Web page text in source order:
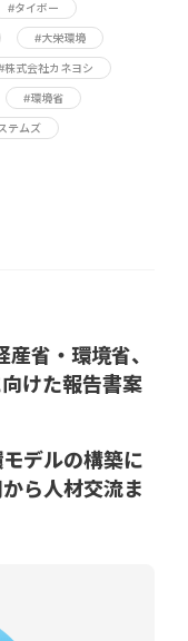
#タイボー
#大栄環境
株式会社カネヨシ
#環境省
テムズ
省・環境省、
けた報告書案
デルの構築に
ら人材交流ま